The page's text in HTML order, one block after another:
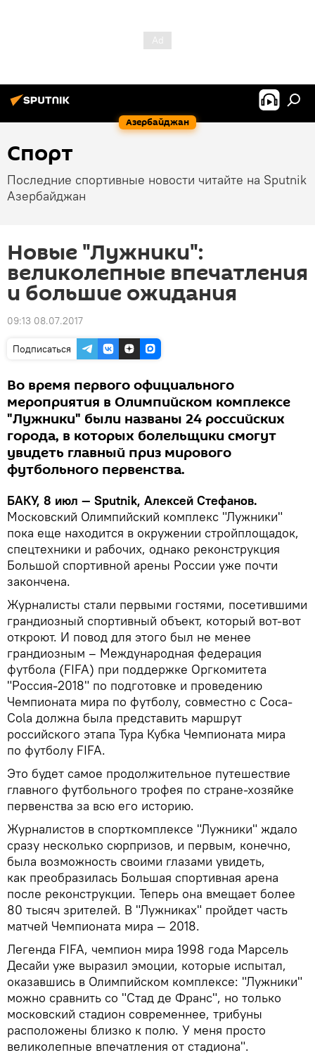
Азербайджан
Спорт
Последние спортивные новости читайте на Sputnik
Азербайджан
Новые "Лужники":
великолепные впечатления
и большие ожидания
09:13 08.07.2017
Подписаться
Во время первого официального
мероприятия в Олимпийском комплексе
"Лужники" были названы 24 российских
города, в которых болельщики смогут
увидеть главный приз мирового
футбольного первенства.
БАКУ, 8 июл — Sputnik, Алексей Стефанов.
Московский Олимпийский комплекс "Лужники"
пока еще находится в окружении стройплощадок,
спецтехники и рабочих, однако реконструкция
Большой спортивной арены России уже почти
закончена.
Журналисты стали первыми гостями, посетившими
грандиозный спортивный объект, который вот-вот
откроют. И повод для этого был не менее
грандиозным – Международная федерация
футбола (FIFA) при поддержке Оргкомитета
"Россия-2018" по подготовке и проведению
Чемпионата мира по футболу, совместно с Coca-
Cola должна была представить маршрут
российского этапа Тура Кубка Чемпионата мира
по футболу FIFA.
Это будет самое продолжительное путешествие
главного футбольного трофея по стране-хозяйке
первенства за всю его историю.
Журналистов в спорткомплексе "Лужники" ждало
сразу несколько сюрпризов, и первым, конечно,
была возможность своими глазами увидеть,
как преобразилась Большая спортивная арена
после реконструкции. Теперь она вмещает более
80 тысяч зрителей. В "Лужниках" пройдет часть
матчей Чемпионата мира — 2018.
Легенда FIFA, чемпион мира 1998 года Марсель
Десайи уже выразил эмоции, которые испытал,
оказавшись в Олимпийском комплексе: "Лужники"
можно сравнить со "Стад де Франс", но только
московский стадион современнее, трибуны
расположены близко к полю. У меня просто
великолепные впечатления от стадиона".